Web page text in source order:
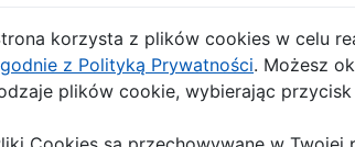
korzysta z plików cookies w celu
z Polityką Prywatności. Możesz
plików cookie, wybierając przycisk